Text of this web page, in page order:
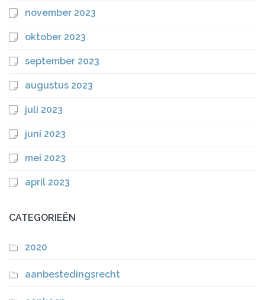
november 2023
oktober 2023
september 2023
augustus 2023
juli 2023
juni 2023
mei 2023
april 2023
CATEGORIEËN
2020
aanbestedingsrecht